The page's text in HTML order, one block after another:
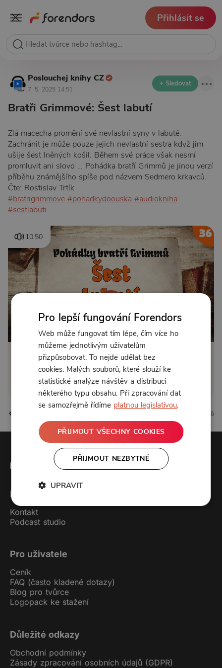
Přihlásit se
Poslouchej knihy CZ
7. 5. 2025 14:51
+ Sledovat
Bratři Grimmové: Šest labutí
Zlá macecha promění své nevlastní syny v labutě.
Zachránit je může pouze jejich nevlastní sestra když jim
ušije šest lněných košil. Během své práce však nesmí
promluvit ani slovo … Pohádka bratří Grimmů je jinou verzí
příběhu známějšího spíše pod názvem Sedmero krkavců.
Čte: Rostislav Trtík
#bratrigrimmove #pohadkydoouska #audiokniha
#sestlabuti
10:50
Od 89 Kč měsíčně nebo 39 Kč jednorázově
Zřídit předplatné
Koupit příspěvek
0 komentářů
Forendors
Kontakt
Podcast studio
Pro uživatele
Ceník
FAQ (často kladené dotazy)
Blog pro tvůrce
Logopack ke stažení
Důležité odkazy
Obchodní podmínky
Zásady zpracování osobních údajů (GDPR)
Pro lepší fungování Forendors
Web může fungovat tím lépe, čím více ho
můžeme jednotlivým uživatelům
přizpůsobovat. To nejde udělat bez
cookies. Malých souborů, které slouží ke
statistické analýze návštěv a distribuci
některého typu obsahu. Při zpracování dat
se samozřejmě řídíme platnou legislativou.
PŘIJMOUT VŠECHNY COOKIES
PŘIJMOUT NEZBYTNÉ
UPRAVIT